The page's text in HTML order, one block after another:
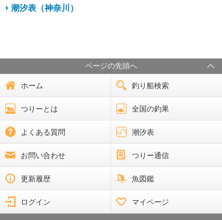
潮汐表（神奈川）
ページの先頭へ
ホーム 釣り船検索
つりーとは 全国の釣果
よくある質問 潮汐表
お問い合わせ つりー通信
更新履歴 魚図鑑
ログイン マイページ